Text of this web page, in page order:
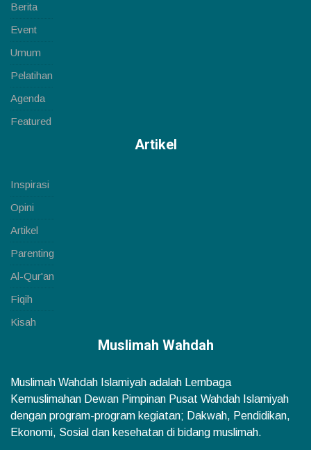
Berita
Event
Umum
Pelatihan
Agenda
Featured
Artikel
Inspirasi
Opini
Artikel
Parenting
Al-Qur'an
Fiqih
Kisah
Muslimah Wahdah
Muslimah Wahdah Islamiyah adalah Lembaga
Kemuslimahan Dewan Pimpinan Pusat Wahdah Islamiyah
dengan program-program kegiatan; Dakwah, Pendidikan,
Ekonomi, Sosial dan kesehatan di bidang muslimah.